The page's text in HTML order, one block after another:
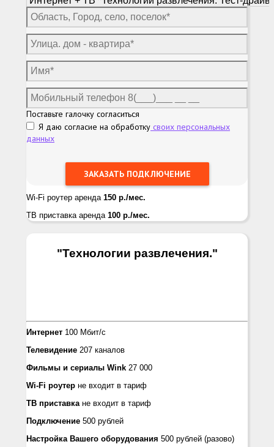
Поставьте галочку согласиться
Я даю согласие на обработку своих персональных
данных
Wi-Fi роутер аренда 150 р./мес.
ТВ приставка аренда 100 р./мес.
"Технологии развлечения."
Интернет 100 Мбит/с
Телевидение 207 каналов
Фильмы и сериалы Wink 27 000
Wi-Fi роутер не входит в тариф
ТВ приставкане входит в тариф
Подключение 500 рублей
Настройка Вашего оборудования 500 рублей (разово)